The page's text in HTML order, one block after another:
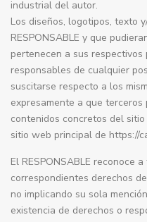
industrial del autor.
Los diseños, logotipos, texto
RESPONSABLE y que
pertenecen a sus
responsables de cualquier
suscitarse respecto a los
expresamente a que
contenidos concretos del
sitio web principal de https://
El RESPONSABLE reconoce
correspondientes derechos
no implicando su sola
existencia de derechos o